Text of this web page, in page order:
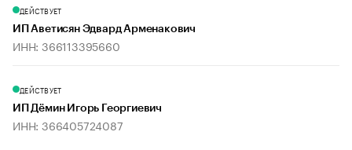
ДЕЙСТВУЕТ
ИП Аветисян Эдвард Арменакович
ИНН: 366113395660
ДЕЙСТВУЕТ
ИП Дёмин Игорь Георгиевич
ИНН: 366405724087